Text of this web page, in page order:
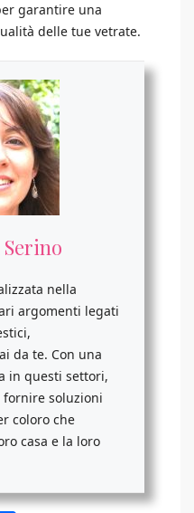
garantire una
delle tue vetrate.
nella
argomenti legati
da te. Con una
in questi settori,
fornire soluzioni
coloro che
casa e la loro